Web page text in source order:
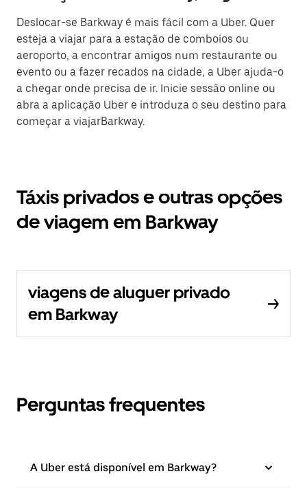
Deslocar-se Barkway é mais fácil com a Uber. Quer
esteja a viajar para a estação de comboios ou
aeroporto, a encontrar amigos num restaurante ou
evento ou a fazer recados na cidade, a Uber ajuda-o
a chegar onde precisa de ir. Inicie sessão online ou
abra a aplicação Uber e introduza o seu destino para
começar a viajarBarkway.
Táxis privados e outras opções
de viagem em Barkway
viagens de aluguer privado
em Barkway
Perguntas frequentes
A Uber está disponível em Barkway?